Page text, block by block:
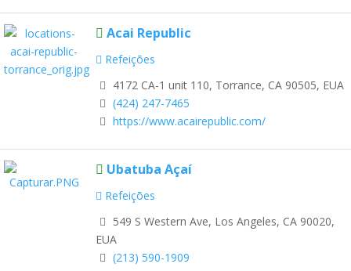
Acai Republic
Refeições
4172 CA-1 unit 110, Torrance, CA 90505, EUA
(424) 247-7465
https://www.acairepublic.com/
Ubatuba Açaí
Refeições
549 S Western Ave, Los Angeles, CA 90020,
EUA
(213) 590-1909